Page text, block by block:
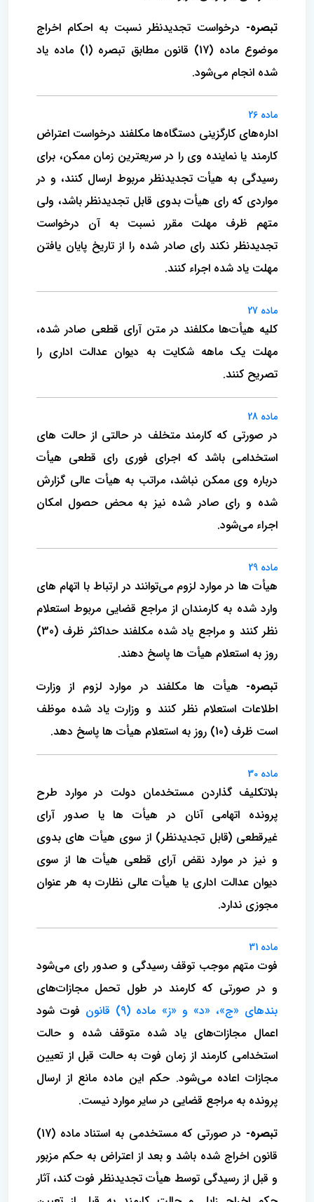
تبصره- درخواست تجدیدنظر نسبت به احکام اخراج
موضوع ماده (17) قانون مطابق تبصره (1) ماده یاد
شده انجام می‌شود.
ماده 26
اداره‌های کارگزینی دستگاه‌ها مکلفند درخواست اعتراض
کارمند یا نماینده وی را در سریعترین زمان ممکن، برای
رسیدگی به هیأت تجدیدنظر مربوط ارسال کنند، و در
مواردی که رای هیأت بدوی قابل تجدیدنظر باشد، ولی
متهم ظرف مهلت مقرر نسبت به آن درخواست
تجدیدنظر نکند رای صادر شده را از تاریخ پایان یافتن
مهلت یاد شده اجراء کنند.
ماده 27
کلیه هیأت‌ها مکلفند در متن آرای قطعی صادر شده،
مهلت یک ماهه شکایت به دیوان عدالت اداری را
تصریح کنند.
ماده 28
در صورتی که کارمند متخلف در حالتی از حالت های
استخدامی باشد که اجرای فوری رای قطعی هیأت
درباره وی ممکن نباشد، مراتب به هیأت عالی گزارش
شده و رای صادر شده نیز به محض حصول امکان
اجراء می‌شود.
ماده 29
هیأت ها در موارد لزوم می‌توانند در ارتباط با اتهام های
وارد شده به کارمندان از مراجع قضایی مربوط استعلام
نظر کنند و مراجع یاد شده مکلفند حداکثر ظرف (30)
روز به استعلام هیأت ها پاسخ دهند.
تبصره- هیأت ها مکلفند در موارد لزوم از وزارت
اطلاعات استعلام نظر کنند و وزارت یاد شده موظف
است ظرف (10) روز به استعلام هیأت ها پاسخ دهد.
ماده 30
بلاتکلیف گذاردن مستخدمان دولت در موارد طرح
پرونده اتهامی آنان در هیأت ها یا صدور آرای
غیرقطعی (قابل تجدیدنظر) از سوی هیأت های بدوی
و نیز در موارد نقض آرای قطعی هیأت ها از سوی
دیوان عدالت اداری یا هیأت عالی نظارت به هر عنوان
مجوزی ندارد.
ماده 31
فوت متهم موجب توقف رسیدگی و صدور رای می‌شود
و در صورتی که کارمند در طول تحمل مجازات‌های
بندهای «ج»، «د» و «ز» ماده (9) قانون
فوت شود
اعمال مجازات‌های یاد شده متوقف شده و حالت
استخدامی کارمند از زمان فوت به حالت قبل از تعیین
مجازات اعاده می‌شود. حکم این ماده مانع از ارسال
پرونده به مراجع قضایی در سایر موارد نیست.
تبصره-
در صورتی که مستخدمی به استناد ماده (17)
قانون اخراج شده باشد و بعد از اعتراض به حکم مزبور
و قبل از رسیدگی توسط هیأت تجدیدنظر فوت کند، آثار